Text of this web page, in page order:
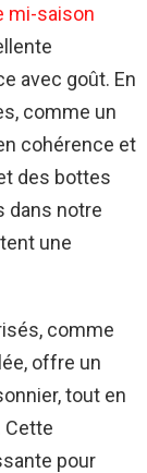
mi-saison
avec goût. En
comme un
cohérence et
des bottes
dans notre
une
comme
offre un
tout en
Cette
pour